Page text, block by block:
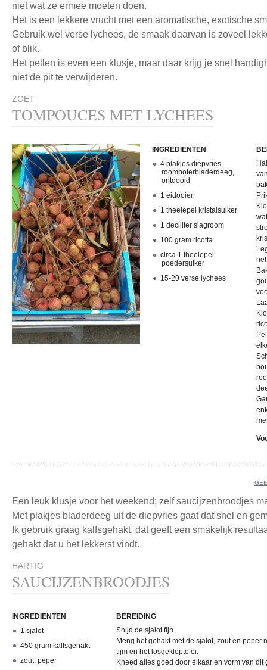
niet wat ze ermee moeten doen.
Het is een lekkere vrucht met een aromatische, exotische
Gebruik wel verse lychees, de smaak daarvan is zoveel
of blik.
Het pellen is even een klusje, maar daar krijg je snel
niet de pit te verwijderen.
ZOET
TOMPOUCES MET LYCHEES
INGREDIENTEN
4 plakjes diepvries-
roomboterbladerdeeg,
ontdooid
1 eidooier
1 theelepel kristalsuiker
1 deciliter slagroom
100 gram ricotta
circa 1 theelepel
poedersuiker
15-20 verse lychees
Een leuk klusje voor het weekend; zelf saucijzenbroodjes
Met plakjes bladerdeeg uit de diepvries gaat dat snel en
Ik gebruik graag kalfsgehakt, dat geeft een smakelijk
gehakt dat u het lekkerst vindt.
HARTIG
SAUCIJZENBROODJES
INGREDIENTEN
1 sjalot
450 gram kalfsgehakt
zout, peper
BEREIDING
Snijd de sjalot fijn.
Meng het gehakt met de sjalot, zout en peper
tijm en het losgeklopte ei.
Kneed alles goed door elkaar en vorm van